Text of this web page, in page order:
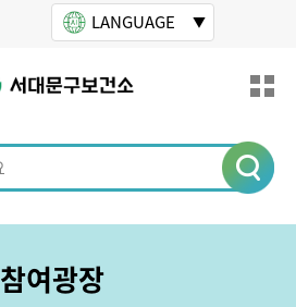
LANGUAGE
참여광장